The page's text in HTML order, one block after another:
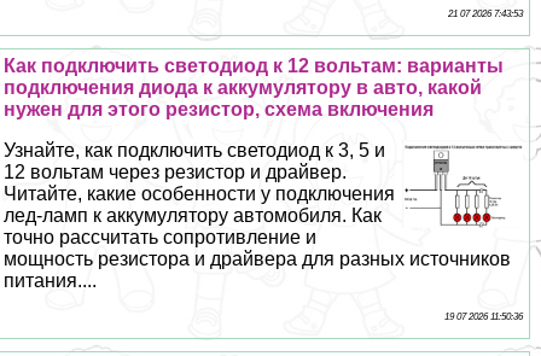
21 07 2026 7:43:53
Как подключить светодиод к 12 вольтам: варианты
подключения диода к аккумулятору в авто, какой
нужен для этого резистор, схема включения
Узнайте, как подключить светодиод к 3, 5 и
12 вольтам через резистор и драйвер.
Читайте, какие особенности у подключения
лед-ламп к аккумулятору автомобиля. Как
точно рассчитать сопротивление и
мощность резистора и драйвера для разных источников
питания....
19 07 2026 11:50:36